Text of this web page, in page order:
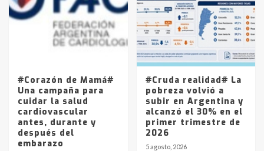
4
Los precios de los combustibles en
La Pampa, desde YPF hasta Axion
entre 857 a 1338 pesos
#Corazón de Mamá#
Una campaña para
cuidar la salud
cardiovascular
antes, durante y
después del
embarazo
#Cruda realidad# La
pobreza volvió a
subir en Argentina y
alcanzó el 30% en el
primer trimestre de
2026
5 agosto, 2026